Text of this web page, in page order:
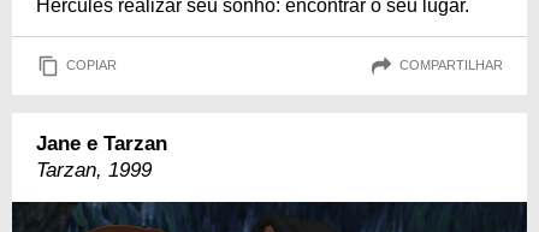
Hércules realizar seu sonho: encontrar o seu lugar.
COPIAR COMPARTILHAR
Jane e Tarzan
Tarzan, 1999